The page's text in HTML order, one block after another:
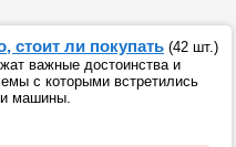
стоит ли покупать (42 шт.)
важные достоинства и
с которыми встретились
машины.